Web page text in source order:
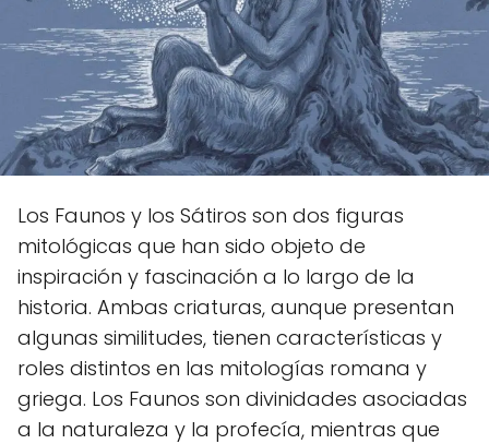
Los Faunos y los Sátiros son dos figuras
mitológicas que han sido objeto de
inspiración y fascinación a lo largo de la
historia. Ambas criaturas, aunque presentan
algunas similitudes, tienen características y
roles distintos en las mitologías romana y
griega. Los Faunos son divinidades asociadas
a la naturaleza y la profecía, mientras que